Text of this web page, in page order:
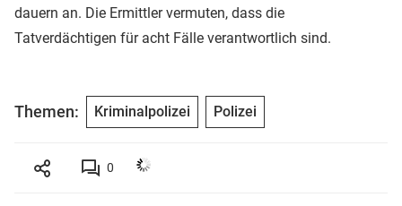
dauern an. Die Ermittler vermuten, dass die
Tatverdächtigen für acht Fälle verantwortlich sind.
Themen: Kriminalpolizei Polizei
0